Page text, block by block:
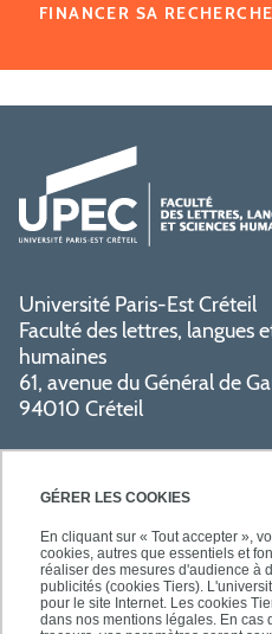
GÉRER LES COOKIES
En cliquant sur « Tout accepter »,
cookies, autres que essentiels et
réaliser des mesures d'audience à
publicités (cookies Tiers).
pour le site Internet. Les cookies
dans nos mentions légales. En cas
FINANCER SA RECHERCHE
Université Paris-Est Créteil
Faculté des lettres, langues
humaines
61, avenue du Général de
94010 Créteil
PRATIQUE